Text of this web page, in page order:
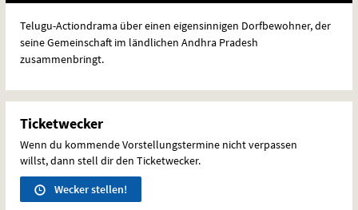
Telugu-Actiondrama über einen eigensinnigen Dorfbewohner, der
seine Gemeinschaft im ländlichen Andhra Pradesh
zusammenbringt.
Ticketwecker
Wenn du kommende Vorstellungstermine nicht verpassen
willst, dann stell dir den Ticketwecker.
Wecker stellen!